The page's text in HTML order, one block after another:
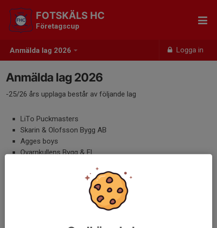
Anmälda lag 2026 Logga in
FOTSKÄLS HC
Företagscup
Anmälda lag 2026
-25/26 års upplaga består av följande lag
LiTo Puckmasters
Skarin & Olofsson Bygg AB
Agges boys
Qvarnkullens Bygg & El